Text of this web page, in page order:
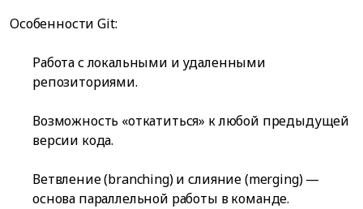
Особенности Git:
Работа с локальными и удаленными
репозиториями.
Возможность «откатиться» к любой предыдущей
версии кода.
Ветвление (branching) и слияние (merging) —
основа параллельной работы в команде.